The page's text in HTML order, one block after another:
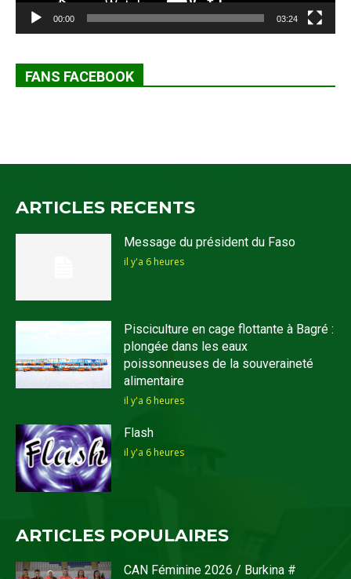
00:00 03:24
FANS FACEBOOK
ARTICLES RECENTS
Message du président du Faso
il y'a 6 heures
Pisciculture en cage flottante à Bagré :
plongée dans les eaux
poissonneuses de la souveraineté
alimentaire
il y'a 6 heures
Flash
il y'a 6 heures
ARTICLES POPULAIRES
CAN Féminine 2026 / Burkina #